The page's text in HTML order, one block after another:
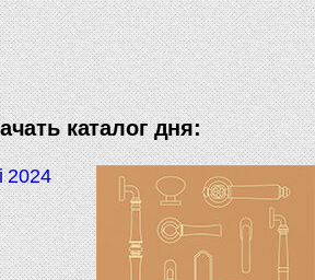
каталог дня:
2024